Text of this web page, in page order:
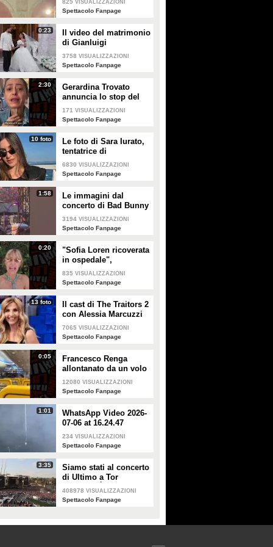
Enrico
825 VISUALIZZAZIONI
Spettacolo Fanpage
0:23
Il video del matrimonio
di Gianluigi
Donnarumma e Alessia
Elefante
3758 VISUALIZZAZIONI
Spettacolo Fanpage
2:30
Gerardina Trovato
annuncia lo stop del
tour per problemi di
salute
171 VISUALIZZAZIONI
Spettacolo Fanpage
10 foto
Le foto di Sara Iurato,
tentatrice di
Temptation Island 2026
6830 VISUALIZZAZIONI
Spettacolo Fanpage
1:58
Le immagini dal
concerto di Bad Bunny
a Milano
3194 VISUALIZZAZIONI
Spettacolo Fanpage
0:20
"Sofia Loren ricoverata
in ospedale",
Alessandra Mussolini
smentisce: "È serena e
835 VISUALIZZAZIONI
Spettacolo Fanpage
13 foto
Il cast di The Traitors 2
con Alessia Marcuzzi
7065 VISUALIZZAZIONI
Spettacolo Fanpage
0:05
Francesco Renga
allontanato da un volo
Ryanair dopo una
discussione con gli
12080 VISUALIZZAZIONI
Spettacolo Fanpage
1:01
WhatsApp Video 2026-
07-06 at 16.24.47
234 VISUALIZZAZIONI
Spettacolo Fanpage
3:35
Siamo stati al concerto
di Ultimo a Tor
Vergata: "È il giorno
che aspettavo, questa è
408978 VISUALIZZAZIONI
Spettacolo Fanpage